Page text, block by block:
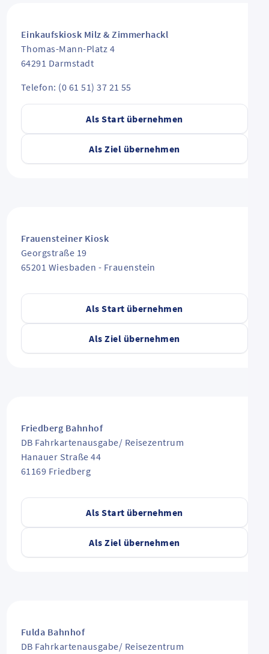
Als Start übernehmen
Als Ziel übernehmen
Einkaufskiosk Milz & Zimmerhackl
Thomas-Mann-Platz 4
64291 Darmstadt
Telefon: (0 61 51) 37 21 55
Als Start übernehmen
Als Ziel übernehmen
Frauensteiner Kiosk
Georgstraße 19
65201 Wiesbaden - Frauenstein
Als Start übernehmen
Als Ziel übernehmen
Friedberg Bahnhof
DB Fahrkartenausgabe/ Reisezentrum
Hanauer Straße 44
61169 Friedberg
Fulda Bahnhof
DB Fahrkartenausgabe/ Reisezentrum